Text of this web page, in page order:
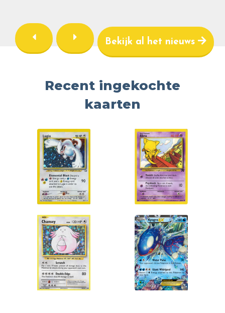
Bekijk al het nieuws
Recent ingekochte
kaarten